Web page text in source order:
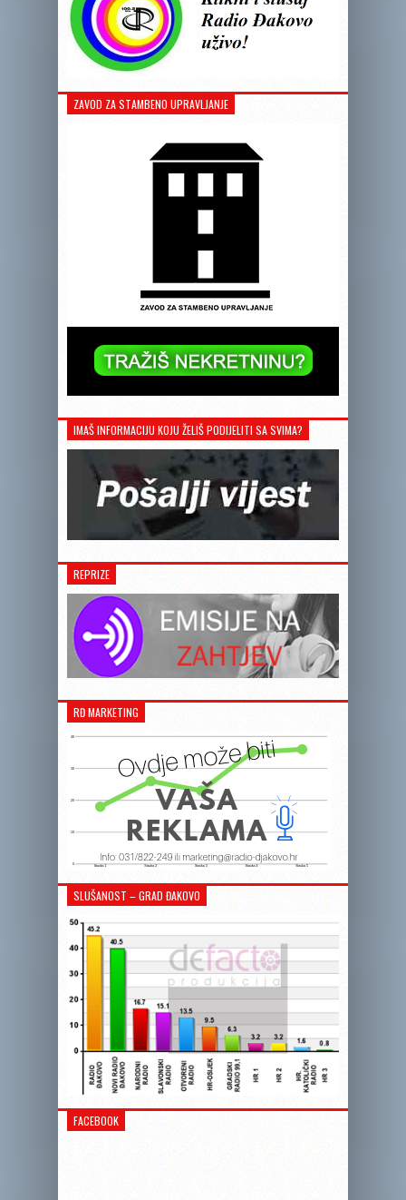
ZAVOD ZA STAMBENO UPRAVLJANJE
IMAŠ INFORMACIJU KOJU ŽELIŠ PODIJELITI SA SVIMA?
REPRIZE
RĐ MARKETING
SLUŠANOST – GRAD ĐAKOVO
FACEBOOK